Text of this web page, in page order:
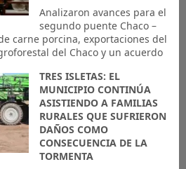
Analizaron avances para el
segundo puente Chaco –
carne porcina, exportaciones del
del Chaco y un acuerdo
TRES ISLETAS: EL
MUNICIPIO CONTINÚA
ASISTIENDO A FAMILIAS
RURALES QUE SUFRIERON
DAÑOS COMO
CONSECUENCIA DE LA
TORMENTA